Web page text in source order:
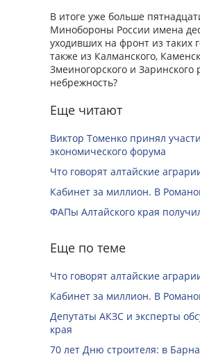
В итоге уже больше
Минобороны России имена
уходивших на фронт из таких
также из Калманского,
Змеиногорского и
небрежность?
Еще читают
Виктор Томенко принял
экономического форума
Что говорят алтайские
Кабинет за миллион. В
ФАПы Алтайского края
Еще по теме
Что говорят алтайские
Кабинет за миллион. В
Депутаты АКЗС и эксперты
края
70 лет Дню строителя: в